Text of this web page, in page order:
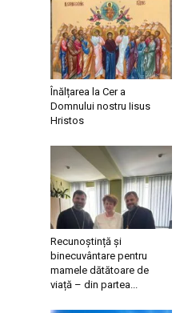
Înălțarea la Cer a
Domnului nostru Iisus
Hristos
Recunoștință și
binecuvântare pentru
mamele dătătoare de
viață – din partea...